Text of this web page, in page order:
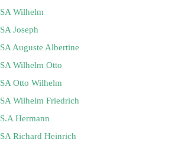
SA Wilhelm
SA Joseph
SA Auguste Albertine
SA Wilhelm Otto
SA Otto Wilhelm
SA Wilhelm Friedrich
S.A Hermann
SA Richard Heinrich